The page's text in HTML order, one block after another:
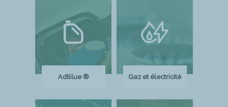
AdBlue ® Gaz et électricité